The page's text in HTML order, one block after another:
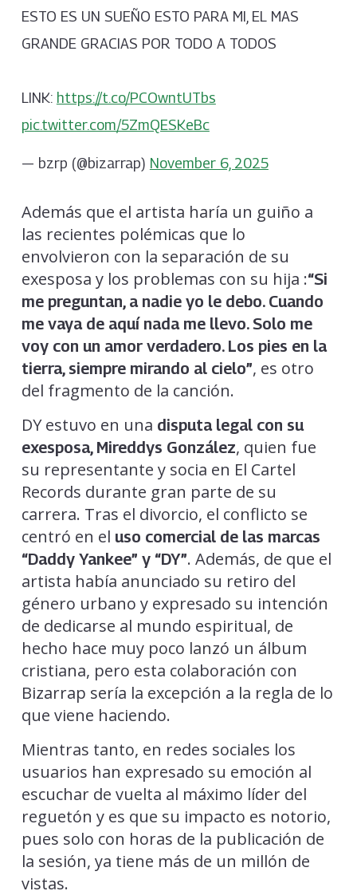
ESTO ES UN SUEÑO ESTO PARA MI, EL MAS
GRANDE GRACIAS POR TODO A TODOS
LINK: https://t.co/PCOwntUTbs
pic.twitter.com/5ZmQESKeBc
— bzrp (@bizarrap) November 6, 2025
Además que el artista haría un guiño a
las recientes polémicas que lo
envolvieron con la separación de su
exesposa y los problemas con su hija :“Si
me preguntan, a nadie yo le debo. Cuando
me vaya de aquí nada me llevo. Solo me
voy con un amor verdadero. Los pies en la
tierra, siempre mirando al cielo”, es otro
del fragmento de la canción.
DY estuvo en una disputa legal con su
exesposa, Mireddys González, quien fue
su representante y socia en El Cartel
Records durante gran parte de su
carrera. Tras el divorcio, el conflicto se
centró en el uso comercial de las marcas
“Daddy Yankee” y “DY”. Además, de que el
artista había anunciado su retiro del
género urbano y expresado su intención
de dedicarse al mundo espiritual, de
hecho hace muy poco lanzó un álbum
cristiana, pero esta colaboración con
Bizarrap sería la excepción a la regla de lo
que viene haciendo.
Mientras tanto, en redes sociales los
usuarios han expresado su emoción al
escuchar de vuelta al máximo líder del
reguetón y es que su impacto es notorio,
pues solo con horas de la publicación de
la sesión, ya tiene más de un millón de
vistas.